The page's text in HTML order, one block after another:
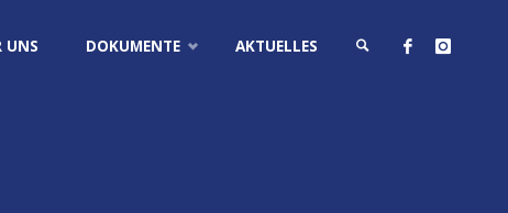
UNS DOKUMENTE AKTUELLES